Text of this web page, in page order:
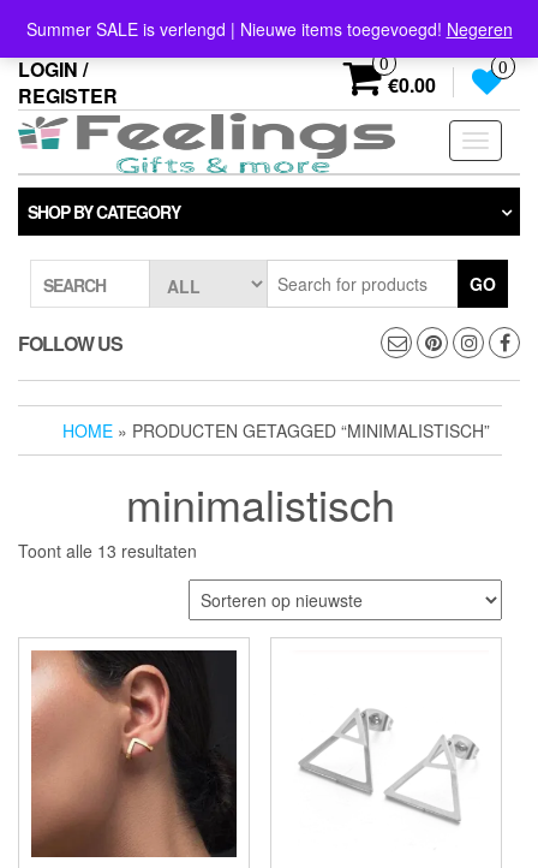
the
content
Summer SALE is verlengd | Nieuwe items toegevoegd! Negeren
info@feelings-giftshop.nl
LOGIN /
REGISTER
0
€0.00
0
Toggle
SHOP BY CATEGORY
SEARCH GO
FOLLOW US
HOME » PRODUCTEN GETAGGED “MINIMALISTISCH”
minimalistisch
Toont alle 13 resultaten
op
nieuwste